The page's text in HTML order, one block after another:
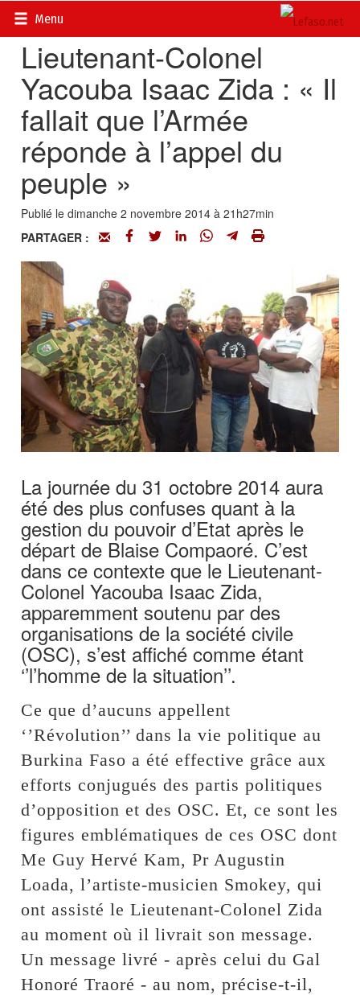
Menu
Accueil>
Lieutenant-Colonel
Yacouba Isaac Zida : « Il
fallait que l’Armée
réponde à l’appel du
peuple »
Publié le dimanche 2 novembre 2014 à 21h27min
PARTAGER :
La journée du 31 octobre 2014 aura
été des plus confuses quant à la
gestion du pouvoir d’Etat après le
départ de Blaise Compaoré. C’est
dans ce contexte que le Lieutenant-
Colonel Yacouba Isaac Zida,
apparemment soutenu par des
organisations de la société civile
(OSC), s’est affiché comme étant
‘’l’homme de la situation’’.
Ce que d’aucuns appellent
‘’Révolution’’ dans la vie politique au
Burkina Faso a été effective grâce aux
efforts conjugués des partis politiques
d’opposition et des OSC. Et, ce sont les
figures emblématiques de ces OSC dont
Me Guy Hervé Kam, Pr Augustin
Loada, l’artiste-musicien Smokey, qui
ont assisté le Lieutenant-Colonel Zida
au moment où il livrait son message.
Un message livré - après celui du Gal
Honoré Traoré - au nom, précise-t-il,